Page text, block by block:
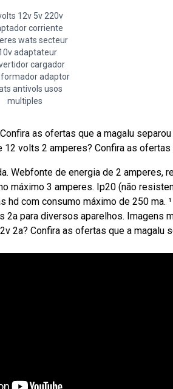
12v 5v 220v
corriente
wats secteur
adaptateur
cargador
adaptor
antivols usos
multiples
as ofertas que a magalu
volts 2 amperes? Confira as ofertas
Webfonte de energia de 2 amperes,
máximo 3 amperes. Ip20 (não
hd com consumo máximo de 250 ma.
para diversos aparelhos. Imagens
2a? Confira as ofertas que a magalu